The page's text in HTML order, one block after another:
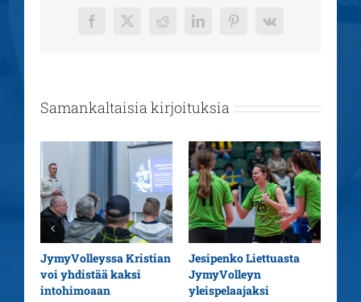
Facebook
X RedditLinkedInPinterest
Vk
Samankaltaisia kirjoituksia
JymyVolleyssa Kristian
voi yhdistää kaksi
intohimoaan
Jesipenko Liettuasta
JymyVolleyn
yleispelaajaksi